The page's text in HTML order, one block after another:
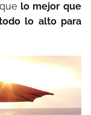
lo mejor que
lo alto para